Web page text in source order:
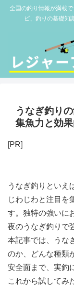
全国の釣り情報が満載
ピ、釣りの基礎知
うなぎ釣り
集魚力と効
[PR]
うなぎ釣りといえ
じわじわと注目を
す。独特の強いに
夜のうなぎ釣りで
本記事では、うな
のか、どんな種類
安全面まで、実釣
これから試してみ